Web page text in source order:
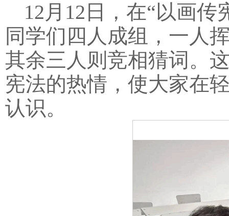
12月12日，在“以画
同学们四人成组，一人
其余三人则竞相猜词。
宪法的热情，使大家在
认识。